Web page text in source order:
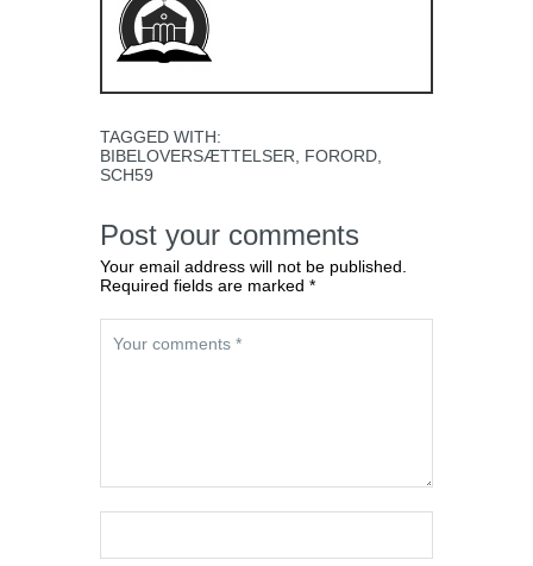
TAGGED WITH:
BIBELOVERSÆTTELSER
FORORD
SCH59
Post your comments
Your email address will not be published.
Required fields are marked *